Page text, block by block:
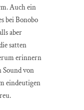
Auch ein
bei Bonobo
aber
satten
erinnern
Sound von
eindeutigen